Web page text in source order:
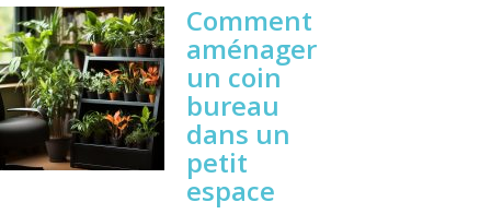
Comment
aménager
un coin
bureau
dans un
petit
espace